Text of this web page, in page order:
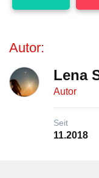
Autor:
Lena
Autor
Seit
11.2018